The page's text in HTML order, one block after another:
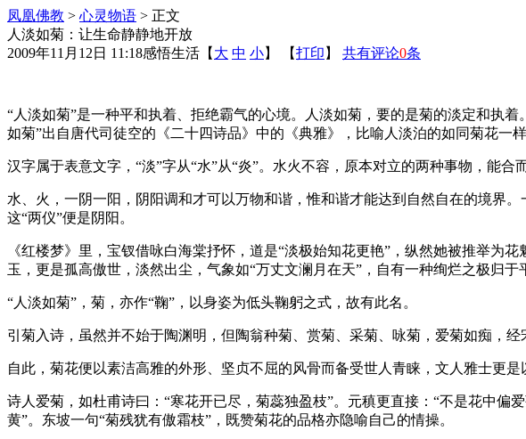
凤凰佛教 > 心灵物语 > 正文
人淡如菊：让生命静静地开放
2009年11月12日 11:18感悟生活 【 大 中 小】 【打印 】 共有评论0条
“人淡如菊”是一种平和执着、拒绝霸气的心境。人淡如菊，要的是菊的淡定和
如菊”出自唐代司徒空的《二十四诗品》中的《典雅》，比喻人淡泊的如同菊花一样
汉字属于表意文字，“淡”字从“水”从“炎”。水火不容，原本对立的两种事物，能合
水、火，一阴一阳，阴阳调和才可以万物和谐，惟和谐才能达到自然自在的境界
这“两仪”便是阴阳。
《红楼梦》里，宝钗借咏白海棠抒怀，道是“淡极始知花更艳”，纵然她被推举为
玉，更是孤高傲世，淡然出尘，气象如“万丈文澜月在天”，自有一种绚烂之极归于
“人淡如菊”，菊，亦作“鞠”，以身姿为低头鞠躬之式，故有此名。
引菊入诗，虽然并不始于陶渊明，但陶翁种菊、赏菊、采菊、咏菊，爱菊如痴，
自此，菊花便以素洁高雅的外形、坚贞不屈的风骨而备受世人青睐，文人雅士更是
诗人爱菊，如杜甫诗曰：“寒花开已尽，菊蕊独盈枝”。元稹更直接：“不是花中偏
黄”。东坡一句“菊残犹有傲霜枝”，既赞菊花的品格亦隐喻自己的情操。